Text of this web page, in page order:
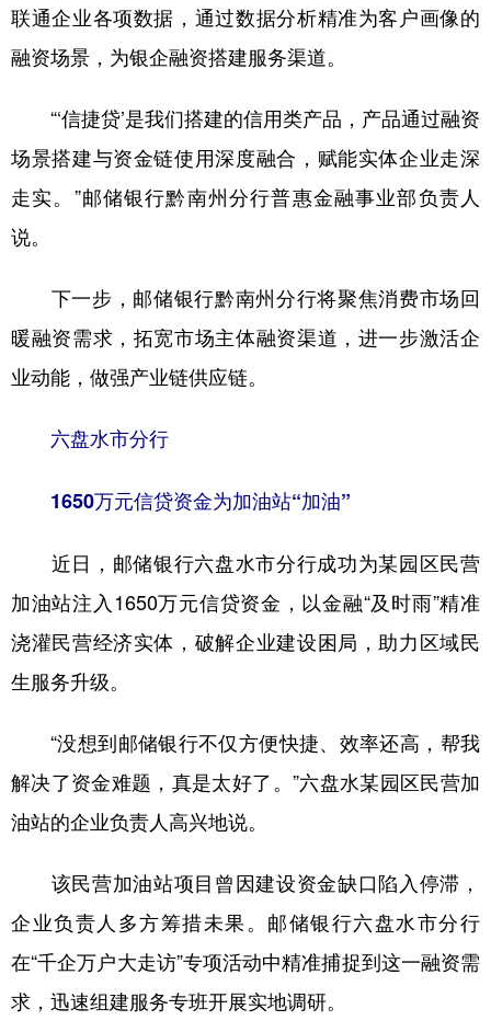
联通企业各项数据，通过数据分析精准为客户画像的
融资场景，为银企融资搭建服务渠道。
“‘信捷贷’是我们搭建的信用类产品，产品通过融资
场景搭建与资金链使用深度融合，赋能实体企业走深
走实。”邮储银行黔南州分行普惠金融事业部负责人
说。
下一步，邮储银行黔南州分行将聚焦消费市场回
暖融资需求，拓宽市场主体融资渠道，进一步激活企
业动能，做强产业链供应链。
六盘水市分行
1650万元信贷资金为加油站“加油”
近日，邮储银行六盘水市分行成功为某园区民营
加油站注入1650万元信贷资金，以金融“及时雨”精准
浇灌民营经济实体，破解企业建设困局，助力区域民
生服务升级。
“没想到邮储银行不仅方便快捷、效率还高，帮我
解决了资金难题，真是太好了。”六盘水某园区民营加
油站的企业负责人高兴地说。
该民营加油站项目曾因建设资金缺口陷入停滞，
企业负责人多方筹措未果。邮储银行六盘水市分行
在“千企万户大走访”专项活动中精准捕捉到这一融资需
求，迅速组建服务专班开展实地调研。